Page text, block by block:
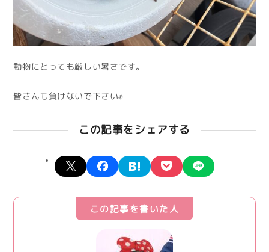
動物にとっても厳しい暑さです。
皆さんも負けないで下さい✊
この記事をシェアする
X facebookhatena pocket
この記事を書いた人